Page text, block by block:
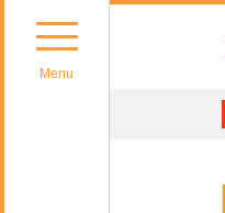
Menu